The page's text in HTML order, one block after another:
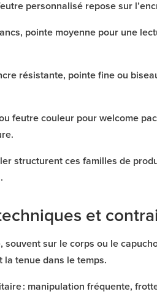
personnalisé repose sur
pointe moyenne pour une
résistante, pointe fine ou
feutre couleur pour welcome
structurent ces familles de
et
sur le corps ou le
tenue dans le temps.
: manipulation fréquente,